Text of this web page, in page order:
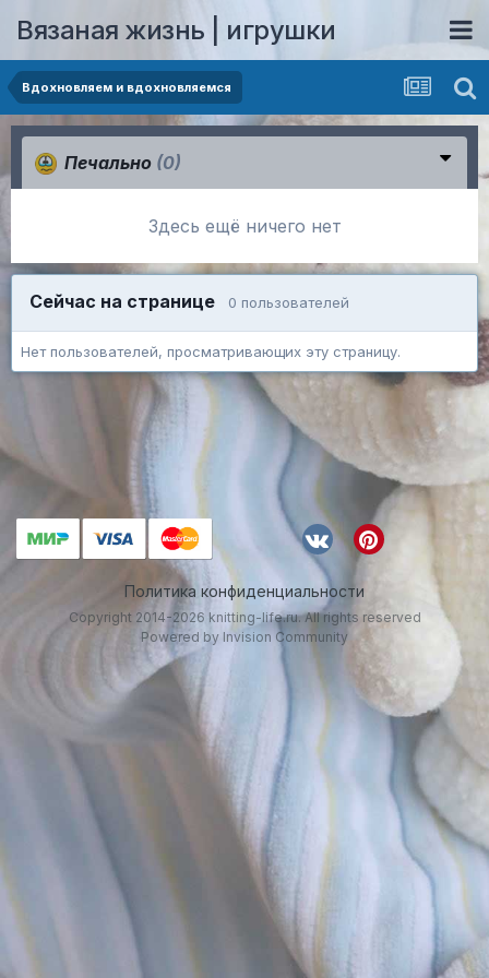
Вязаная жизнь | игрушки
Вдохновляем и вдохновляемся
Печально (0)
Здесь ещё ничего нет
Сейчас на странице 0 пользователей
Нет пользователей, просматривающих эту страницу.
Политика конфиденциальности
Copyright 2014-2026 knitting-life.ru. All rights reserved
Powered by Invision Community